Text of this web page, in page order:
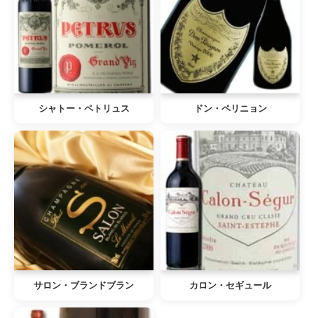
シャトー・ペトリュス ドン・ペリニョン
サロン・ブランドブラン カロン・セギュール